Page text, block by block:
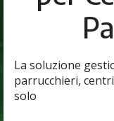
La soluzione
parrucchieri,
solo